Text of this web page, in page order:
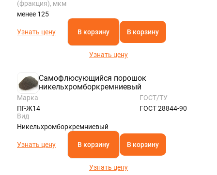
(фракция), мкм
менее 125
Узнать цену В корзину В корзину
Узнать цену
Самофлюсующийся порошок
никельхромборкремниевый
Марка
ПГ-Ж14
ГОСТ/ТУ
ГОСТ 28844-90
Вид
Никельхромборкремниевый
Узнать цену В корзину В корзину
Узнать цену